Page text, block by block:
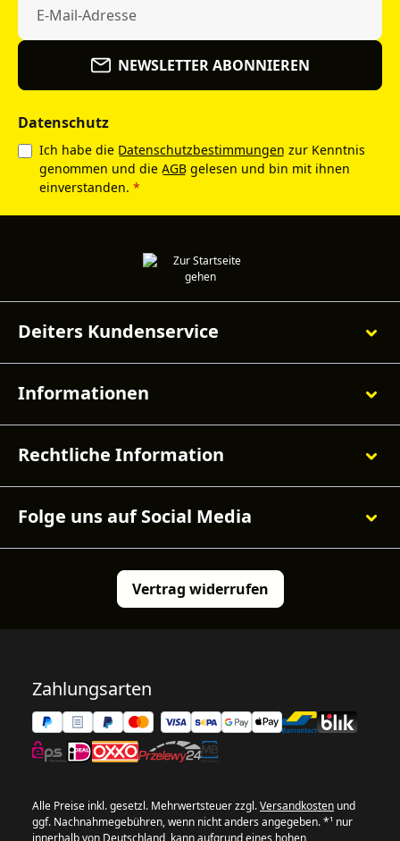
NEWSLETTER ABONNIEREN
Datenschutz
Ich habe die Datenschutzbestimmungen zur Kenntnis
genommen und die AGB gelesen und bin mit ihnen
einverstanden. *
Deiters Kundenservice
Informationen
Rechtliche Information
Folge uns auf Social Media
Vertrag widerrufen
Zahlungsarten
Alle Preise inkl. gesetzl. Mehrwertsteuer zzgl.Versandkosten und
ggf. Nachnahmegebühren, wenn nicht anders angegeben. *¹ nur